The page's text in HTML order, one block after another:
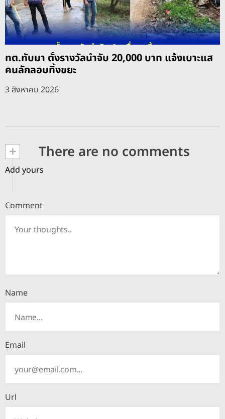
ทต.ทับมา ตั้งรางวัลนำจับ 20,000 บาท แจ้งเบาะแส
คนลักลอบทิ้งขยะ
3 สิงหาคม 2026
+ There are no comments
Add yours
Comment
Name
Email
Url